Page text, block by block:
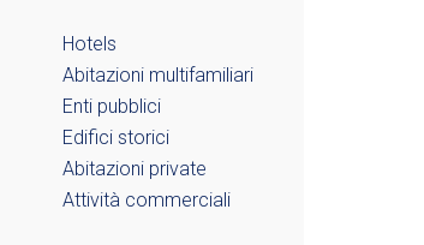
Hotels
Abitazioni multifamiliari
Enti pubblici
Edifici storici
Abitazioni private
Attività commerciali